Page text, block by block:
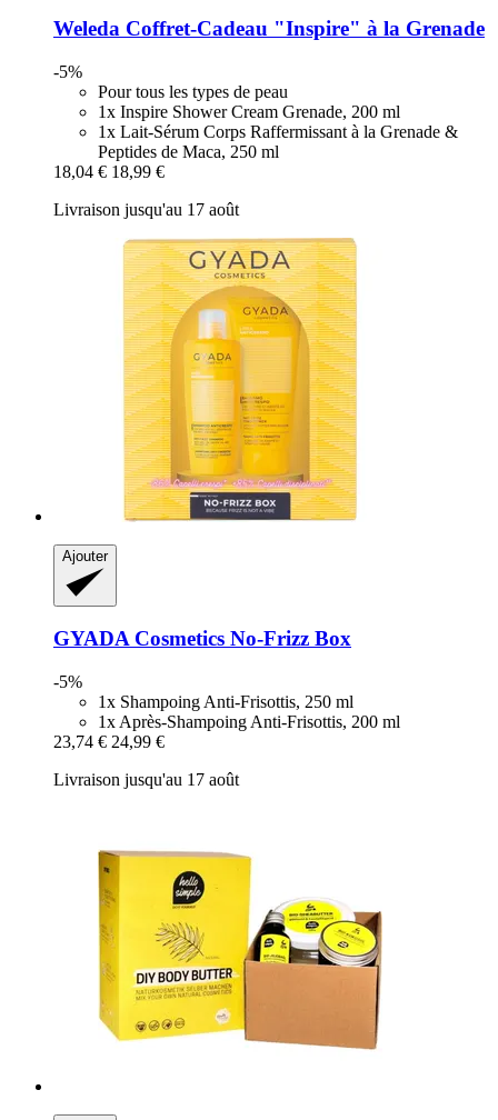
Weleda Coffret-​Cadeau "Inspire" à la Grenade
-5%
Pour tous les types de peau
1x Inspire Shower Cream Grenade, 200 ml
1x Lait-Sérum Corps Raffermissant à la Grenade &
Peptides de Maca, 250 ml
18,04 € 18,99 €
Livraison jusqu'au 17 août
Ajouter
GYADA Cosmetics No-​Frizz Box
-5%
1x Shampoing Anti-Frisottis, 250 ml
1x Après-Shampoing Anti-Frisottis, 200 ml
23,74 € 24,99 €
Livraison jusqu'au 17 août